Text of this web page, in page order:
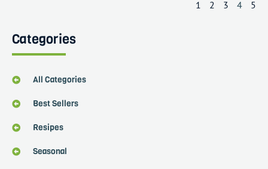
Categories
All Categories
Best Sellers
Resipes
Seasonal
1 2 3 4 5